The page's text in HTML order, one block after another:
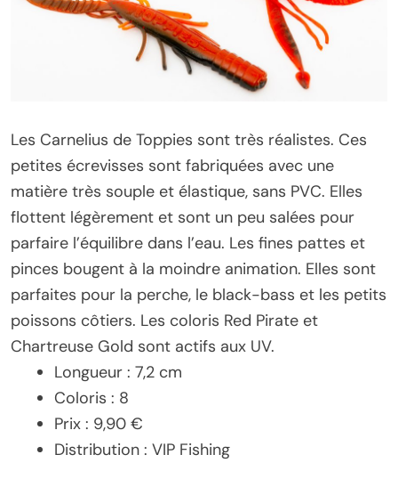
Les Carnelius de Toppies sont très réalistes. Ces
petites écrevisses sont fabriquées avec une
matière très souple et élastique, sans PVC. Elles
flottent légèrement et sont un peu salées pour
parfaire l’équilibre dans l’eau. Les fines pattes et
pinces bougent à la moindre animation. Elles sont
parfaites pour la perche, le black-bass et les petits
poissons côtiers. Les coloris Red Pirate et
Chartreuse Gold sont actifs aux UV.
Longueur : 7,2 cm
Coloris : 8
Prix : 9,90 €
Distribution : VIP Fishing